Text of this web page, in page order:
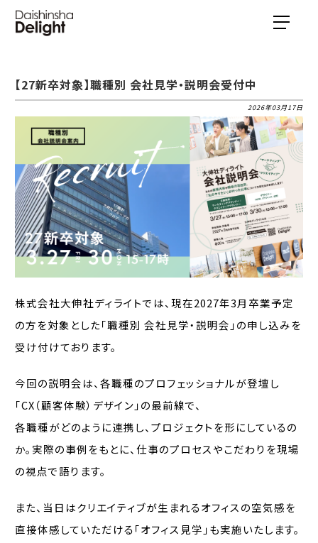
【27新卒対象】職種別 会社見学・説明会受付中
2026年03月17日
株式会社大伸社ディライトでは、現在2027年3月卒業予定
の方を対象とした「職種別 会社見学・説明会」の申し込みを
受け付けております。
今回の説明会は、各職種のプロフェッショナルが登壇し
「CX（顧客体験）デザイン」の最前線で、
各職種がどのように連携し、プロジェクトを形にしているの
か。実際の事例をもとに、仕事のプロセスやこだわりを現場
の視点で語ります。
また、当日はクリエイティブが生まれるオフィスの空気感を
直接体感していただける「オフィス見学」も実施いたします。